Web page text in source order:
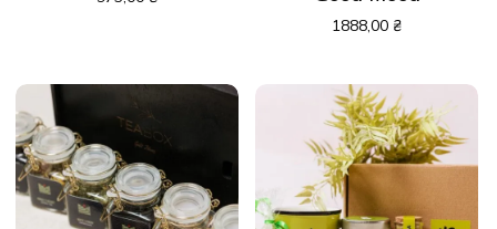
1888,00 ₴